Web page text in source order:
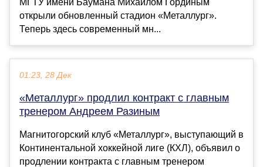
МГТУ имени Баумана Михаилом Гординым
открыли обновленный стадион «Металлург».
Теперь здесь современный мн...
01:23, 28 Дек
«Металлург» продлил контракт с главным
тренером Андреем Разиным
Магнитогорский клуб «Металлург», выступающий в
Континентальной хоккейной лиге (КХЛ), объявил о
продлении контракта с главным тренером